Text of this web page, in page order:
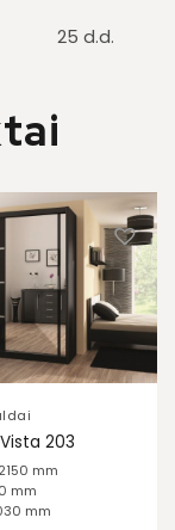
25 d.d.
203
mm
mm
mm